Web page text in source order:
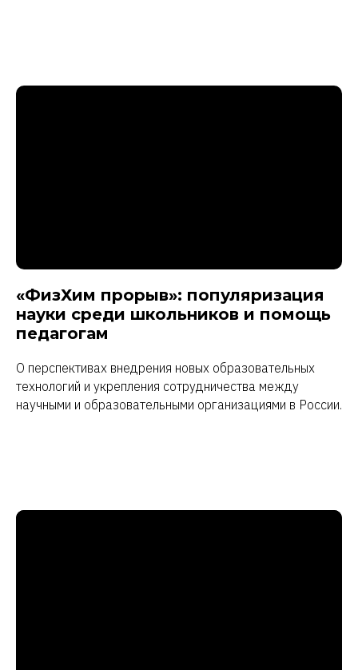
«ФизХим прорыв»: популяризация
науки среди школьников и помощь
педагогам
О перспективах внедрения новых образовательных
технологий и укрепления сотрудничества между
научными и образовательными организациями в России.